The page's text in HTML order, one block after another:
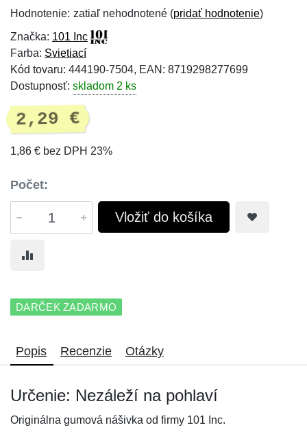
Hodnotenie: zatiaľ nehodnotené (pridať hodnotenie)
Značka: 101 Inc
Farba: Svietiací
Kód tovaru: 444190-7504, EAN: 8719298277699
Dostupnosť: skladom 2 ks
2,29 €
1,86 € bez DPH 23%
Počet:
Vložiť do košíka
DARČEK ZADARMO
Popis Recenzie Otázky
Určenie: Nezáleží na pohlaví
Originálna gumová nášivka od firmy 101 Inc.